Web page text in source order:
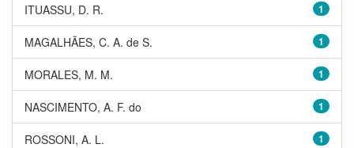
1
ITUASSU, D. R.
1
MAGALHÃES, C. A. de S.
1
MORALES, M. M.
1
NASCIMENTO, A. F. do
1
ROSSONI, A. L.